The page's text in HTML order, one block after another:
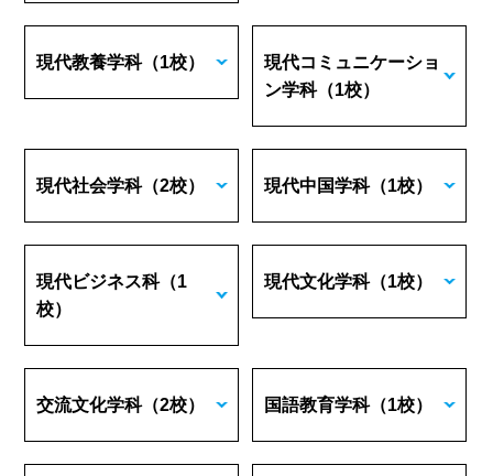
現代教養学科（1校）
現代コミュニケーショ
ン学科（1校）
現代社会学科（2校） 現代中国学科（1校）
現代ビジネス科（1
校）
現代文化学科（1校）
交流文化学科（2校） 国語教育学科（1校）